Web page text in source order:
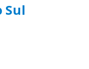
Sul